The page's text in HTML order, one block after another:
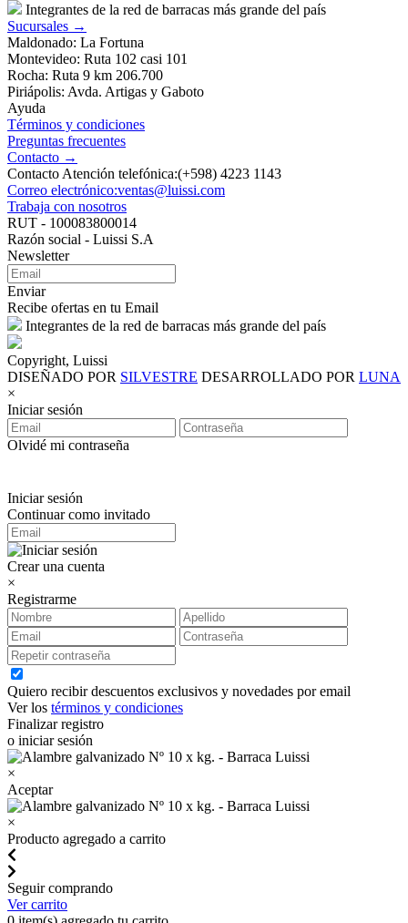
Integrantes de la red de barracas más grande del país
Sucursales →
Maldonado: La Fortuna
Montevideo: Ruta 102 casi 101
Rocha: Ruta 9 km 206.700
Piriápolis: Avda. Artigas y Gaboto
Ayuda
Términos y condiciones
Preguntas frecuentes
Contacto →
Contacto Atención telefónica:(+598) 4223 1143
Correo electrónico:ventas@luissi.com
Trabaja con nosotros
RUT - 100083800014
Razón social - Luissi S.A
Newsletter
Enviar
Recibe ofertas en tu Email
Integrantes de la red de barracas más grande del país
Copyright, Luissi
DISEÑADO POR SILVESTRE DESARROLLADO POR LUNA
×
Iniciar sesión
Olvidé mi contraseña
Iniciar sesión
Continuar como invitado
Crear una cuenta
×
Registrarme
Quiero recibir descuentos exclusivos y novedades por email
Ver los términos y condiciones
Finalizar registro
o iniciar sesión
×
Aceptar
×
Producto agregado a carrito
Seguir comprando
Ver carrito